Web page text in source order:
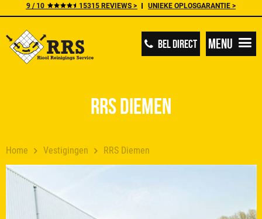
9 / 10 15315 REVIEWS > UNIEKE OPLOSGARANTIE >
BEL DIRECT Menu
Home Vestigingen RRS Diemen
RRS Diemen